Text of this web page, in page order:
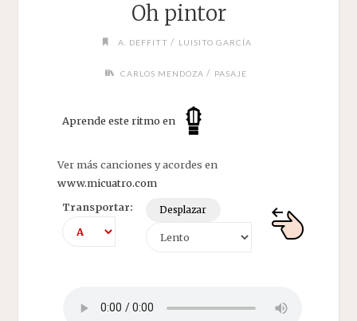
Oh pintor
A. DEFFITT / LUISITO GARCÍA
CARLOS MENDOZA / PASAJE
Aprende este ritmo en
Ver más canciones y acordes en
www.micuatro.com
Transportar:
Desplazar